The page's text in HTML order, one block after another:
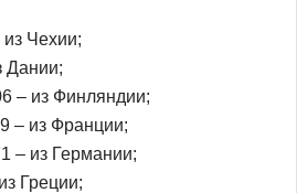
Чехии;
Дании;
– из Финляндии;
– из Франции;
– из Германии;
Греции;